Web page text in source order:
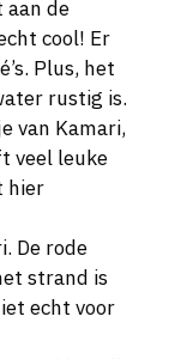
cool! Er
Plus, het
rustig is.
van Kamari,
veel leuke
hier
rode
strand is
echt voor